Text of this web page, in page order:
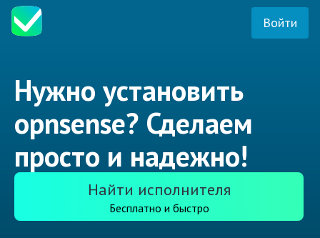
Войти
Нужно установить
opnsense? Сделаем
просто и надежно!
Найти исполнителя
Бесплатно и быстро